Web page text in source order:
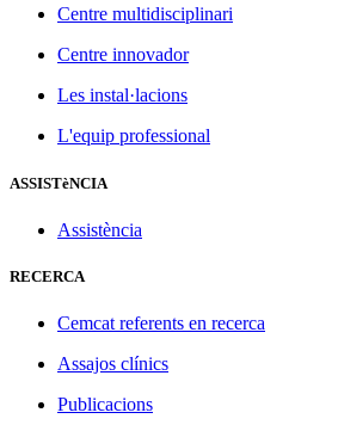
Centre multidisciplinari
Centre innovador
Les instal·lacions
L'equip professional
ASSISTèNCIA
Assistència
RECERCA
Cemcat referents en recerca
Assajos clínics
Publicacions